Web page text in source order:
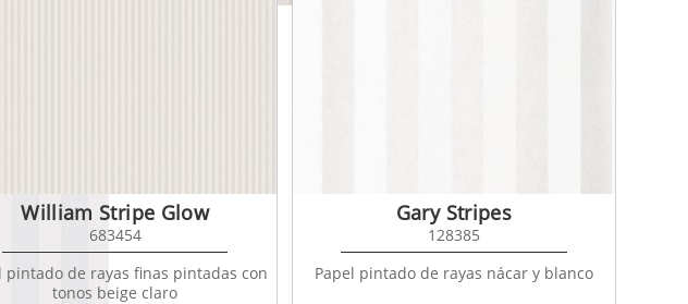
William Stripe Glow
683454
pintado de rayas finas pintadas con
tonos beige claro
Gary Stripes
128385
Papel pintado de rayas nácar y blanco